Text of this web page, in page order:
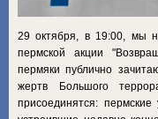
29 октября, в 19:00, мы
пермской акции
пермяки публично
жертв Большого
присоединятся: